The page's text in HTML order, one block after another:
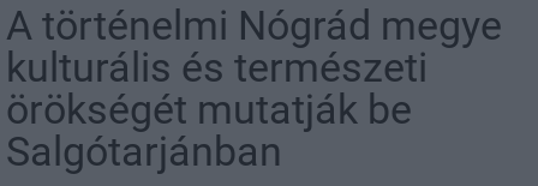
A történelmi Nógrád megye
kulturális és természeti
örökségét mutatják be
Salgótarjánban